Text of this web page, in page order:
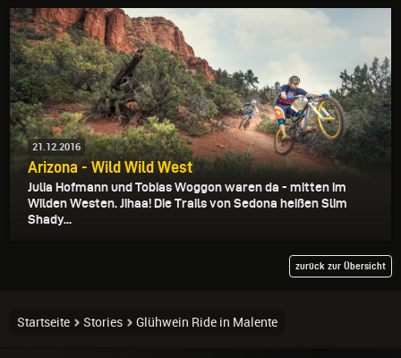
21.12.2016
Arizona - Wild Wild West
Julia Hofmann und Tobias Woggon waren da - mitten im
Wilden Westen. Jihaa! Die Trails von Sedona heißen Slim
Shady...
zurück zur Übersicht
Startseite Stories Glühwein Ride in Malente